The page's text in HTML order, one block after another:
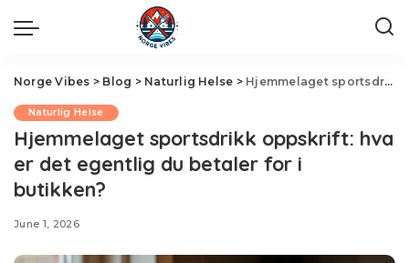
Norge Vibes > Blog > Naturlig Helse > Hjemmelaget sportsdrikk oppskrift: hva er det egentlig du betaler for i butikken?
Naturlig Helse
Hjemmelaget sportsdrikk oppskrift: hva
er det egentlig du betaler for i
butikken?
June 1, 2026